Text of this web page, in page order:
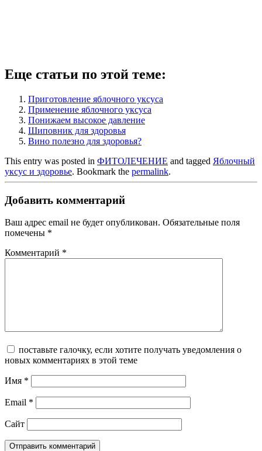
Еще статьи по этой теме:
Приготовление яблочного уксуса
Применение яблочного уксуса
Понижаем высокое давление
Шиповник для здоровья
Вино полезно для здоровья?
This entry was posted in ФИТОЛЕЧЕНИЕ and tagged Яблочный
уксус и здоровье. Bookmark the permalink.
Добавить комментарий
Ваш адрес email не будет опубликован. Обязательные поля
помечены *
Комментарий *
поставьте галочку, если хотите получать уведомления о
новых комментариях в этой теме
Имя *
Email *
Сайт